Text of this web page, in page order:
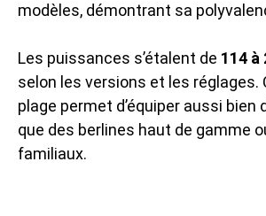
modèles, démontrant sa
Les puissances s’étalent de 114 à
selon les versions et les réglages.
plage permet d’équiper aussi bien
que des berlines haut de gamme
familiaux.